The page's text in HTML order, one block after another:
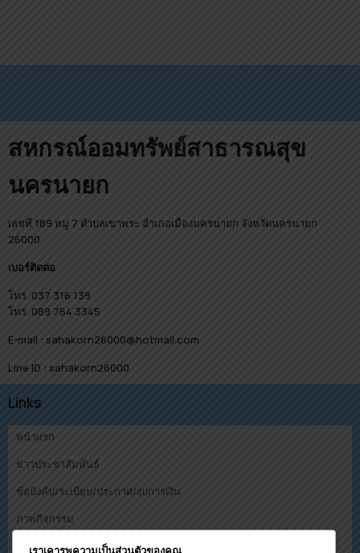
สหกรณ์ออมทรัพย์สาธารณสุข
นครนายก
เลขที่ 189 หมู่ 7 ตำบลเขาพระ อำเภอเมืองนครนายก จังหวัดนครนายก
26000
เบอร์ติดต่อ
โทร. 037 316 139
โทร. 089 754 3345
E-mail : sahakorn26000@hotmail.com
Line ID : sahakorn26000
Links
หน้าแรก
ข่าวประชาสัมพันธ์
ข้อบังคับ/ระเบียบ/ประกาศ/งบการเงิน
ภาพกิจกรรม
คณะกรรมการ